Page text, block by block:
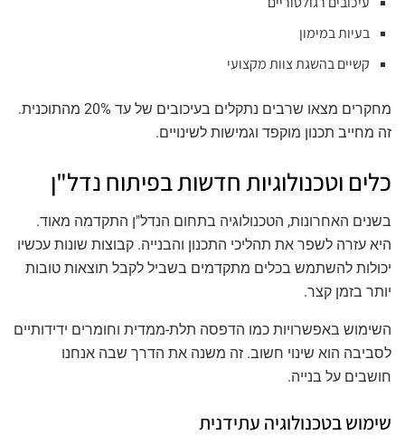
בעיות במימון
קשיים בהשגת צוות מקצועי
מחקרים מצאו שרבים נתקלים בעיכובים של עד 20% מהתוכנית.
זה מחייב תכנון מוקפד וגמישות לשינויים.
כלים וטכנולוגיות חדשות בפיתוח נדל"ן
בשנים האחרונות, הטכנולוגיה בתחום הנדל"ן התקדמה מאוד.
היא עזרה לשפר את תהליכי התכנון והבנייה. קבוצות שונות עכשיו
יכולות להשתמש בכלים מתקדמים בשביל לקבל תוצאות טובות
יותר בזמן קצר.
השימוש באפשרויות כמו הדפסה תלת-ממדית וחומרים ידידותיים
לסביבה הוא שינוי חשוב. זה משנה את הדרך שבה אנחנו
חושבים על בנייה.
שימוש בטכנולוגיה עתידנית